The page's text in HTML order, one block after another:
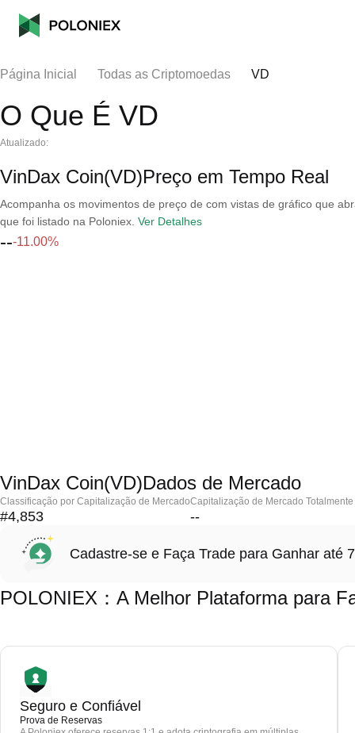
Página Inicial Todas as Criptomoedas VD
O Que É VD
Atualizado:
VinDax Coin(VD)Preço em Tempo Real
Acompanha os movimentos de preço de com vistas de gráfico que
que foi listado na Poloniex. Ver Detalhes
---11.00%
VinDax Coin(VD)Dados de Mercado
Classificação por Capitalização de Mercado
#4,853
Capitalização de Mercado
--
Cadastre-se e Faça Trade para Ganhar até
POLONIEX：A Melhor Plataforma para
Seguro e Confiável
Prova de Reservas